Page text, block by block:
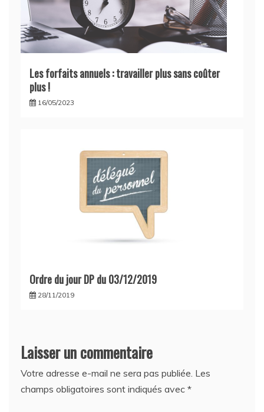
Les forfaits annuels : travailler plus sans coûter
plus !
16/05/2023
Ordre du jour DP du 03/12/2019
28/11/2019
Laisser un commentaire
Votre adresse e-mail ne sera pas publiée. Les
champs obligatoires sont indiqués avec *